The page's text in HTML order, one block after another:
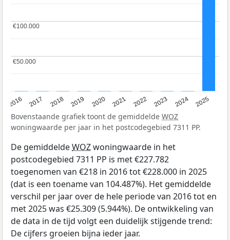
2016 2017 2018 2019 2020 2021 2022 2023 2024 2025
€50.000
€50.000
€100.000
€100.000
Bovenstaande grafiek toont de gemiddelde WOZ
woningwaarde per jaar in het postcodegebied 7311 PP.
De gemiddeldeWOZwoningwaarde in het
postcodegebied 7311 PP is met €227.782
toegenomen van €218 in 2016 tot €228.000 in 2025
(dat is een toename van 104.487%). Het gemiddelde
verschil per jaar over de hele periode van 2016 tot en
met 2025 was €25.309 (5.944%). De ontwikkeling van
de data in de tijd volgt een duidelijk stijgende trend:
De cijfers groeien bijna ieder jaar.